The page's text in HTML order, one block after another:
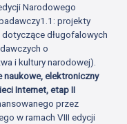
Narodowego
projekty
długofalowych
o
i kultury narodowej).
elektroniczny
Internet, etap II
przez
w ramach VIII edycji